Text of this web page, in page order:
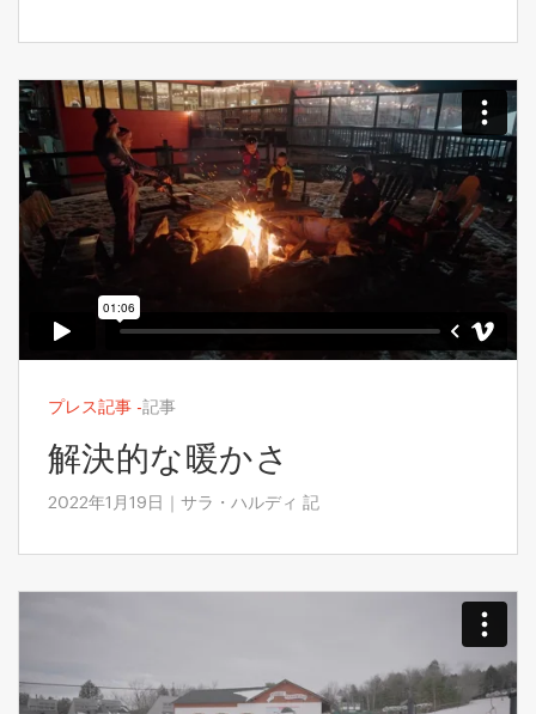
プレス記事 -記事
解決的な暖かさ
2022年1月19日｜サラ・ハルディ 記